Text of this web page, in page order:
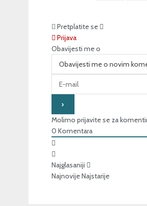
Pretplatite se
Prijava
Obavijesti me o
Obavijesti me o novim
Molimo prijavite se za
0 Komentara
Najglasaniji
NajnovijeNajstarije